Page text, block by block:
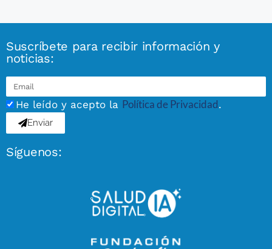
Suscríbete para recibir información y
noticias:
He leído y acepto la Política de Privacidad.
Enviar
Síguenos: